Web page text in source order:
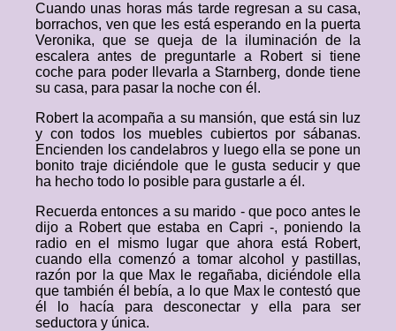
Cuando unas horas más tarde regresan a su casa,
borrachos, ven que les está esperando en la puerta
Veronika, que se queja de la iluminación de la
escalera antes de preguntarle a Robert si tiene
coche para poder llevarla a Starnberg, donde tiene
su casa, para pasar la noche con él.
Robert la acompaña a su mansión, que está sin luz
y con todos los muebles cubiertos por sábanas.
Encienden los candelabros y luego ella se pone un
bonito traje diciéndole que le gusta seducir y que
ha hecho todo lo posible para gustarle a él.
Recuerda entonces a su marido - que poco antes le
dijo a Robert que estaba en Capri -, poniendo la
radio en el mismo lugar que ahora está Robert,
cuando ella comenzó a tomar alcohol y pastillas,
razón por la que Max le regañaba, diciéndole ella
que también él bebía, a lo que Max le contestó que
él lo hacía para desconectar y ella para ser
seductora y única.